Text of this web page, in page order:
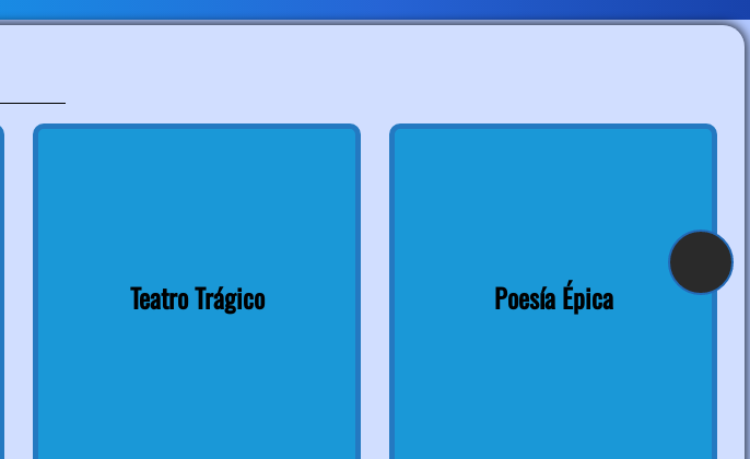
Teatro Trágico Poesía Épica